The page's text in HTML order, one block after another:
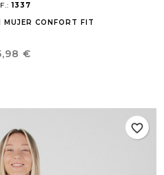
1337
CONFORT FIT
€
favorite_border